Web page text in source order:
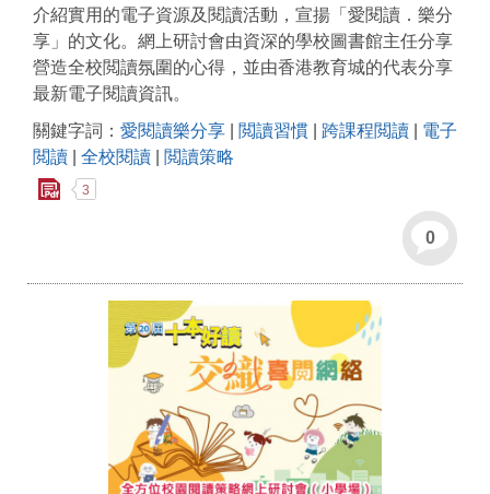
介紹實用的電子資源及閱讀活動，宣揚「愛閱讀．樂分
享」的文化。網上研討會由資深的學校圖書館主任分享
營造全校閲讀氛圍的心得，並由香港教育城的代表分享
最新電子閱讀資訊。
關鍵字詞： 愛閱讀樂分享 閲讀習慣 跨課程閲讀
電子
閲讀
全校閱讀 閲讀策略
3
0